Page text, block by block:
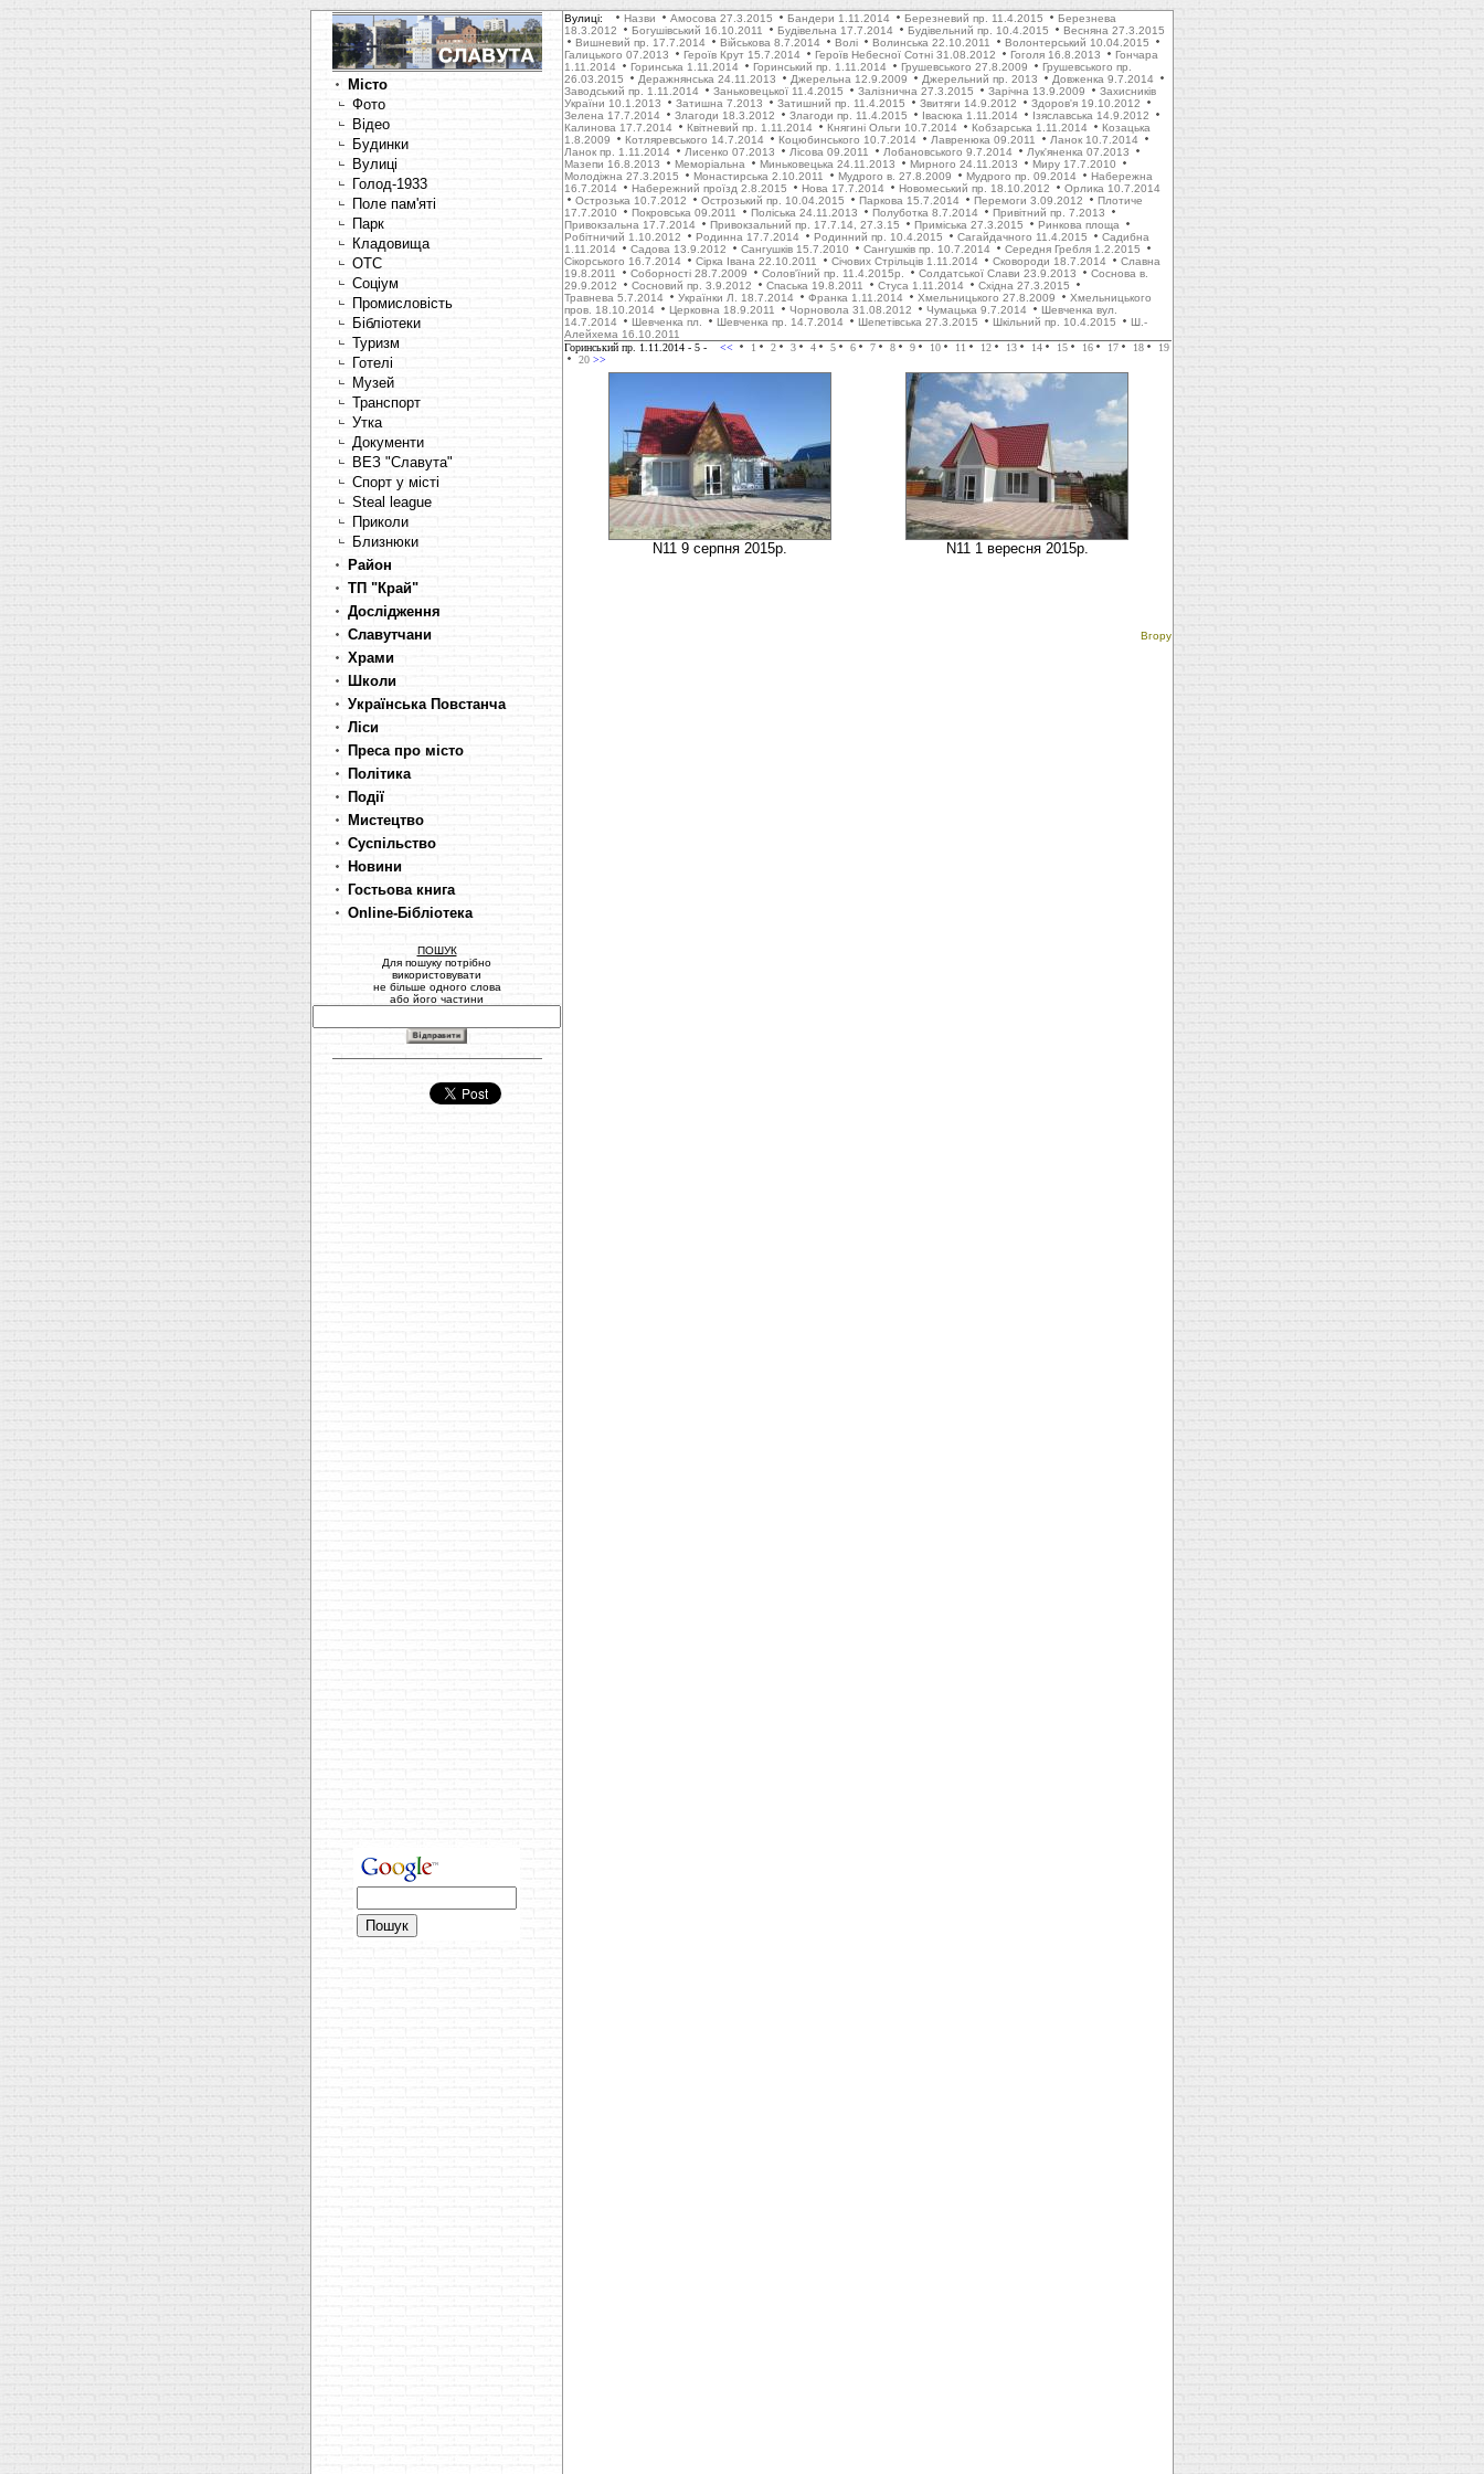
Місто
Фото
Відео
Будинки
Вулиці
Голод-1933
Поле пам'яті
Парк
Кладовища
OTC
Соціум
Промисловість
Бібліотеки
Туризм
Готелі
Музей
Транспорт
Утка
Документи
ВЕЗ "Славута"
Спорт у місті
Steal league
Приколи
Близнюки
Район
ТП "Край"
Дослідження
Славутчани
Храми
Школи
Українська Повстанча
Ліси
Преса про місто
Політика
Події
Мистецтво
Суспільство
Новини
Гостьова книга
Online-Бібліотека
ПОШУК
Для пошуку потрібно
використовувати
не більше одного слова
або його частини
Вулиці: Назви Амосова 27.3.2015 Бандери 1.11.2014 Березневий пр. 11.4.2015
Березнева
18.3.2012
Богушівський 16.10.2011 Будівельна 17.7.2014 Будівельний пр. 10.4.2015
Весняна 27.3.2015
Вишневий пр. 17.7.2014
Військова 8.7.2014 Волі Волинська 22.10.2011
Волонтерський 10.04.2015
Галицького 07.2013
Героїв Крут 15.7.2014 Героїв Небесної Сотні 31.08.2012 Гоголя 16.8.2013
Гончара
1.11.2014
Горинська 1.11.2014 Горинський пр. 1.11.2014 Грушевського 27.8.2009
Грушевського пр.
26.03.2015
Деражнянська 24.11.2013 Джерельна 12.9.2009 Джерельний пр. 2013
Довженка 9.7.2014
Заводський пр. 1.11.2014
Заньковецької 11.4.2015 Залізнична 27.3.2015 Зарічна 13.9.2009
Захисників
України 10.1.2013
Затишна 7.2013 Затишний пр. 11.4.2015 Звитяги 14.9.2012
Здоров'я 19.10.2012
Зелена 17.7.2014
Злагоди 18.3.2012 Злагоди пр. 11.4.2015 Івасюка 1.11.2014
Ізяславська 14.9.2012
Калинова 17.7.2014
Квітневий пр. 1.11.2014 Княгині Ольги 10.7.2014 Кобзарська 1.11.2014
Козацька
1.8.2009
Котляревського 14.7.2014 Коцюбинського 10.7.2014 Лавренюка 09.2011
Ланок 10.7.2014
Ланок пр. 1.11.2014
Лисенко 07.2013 Лісова 09.2011 Лобановського 9.7.2014
Лук'яненка 07.2013
Мазепи 16.8.2013
Меморіальна Миньковецька 24.11.2013 Мирного 24.11.2013
Миру 17.7.2010
Молодіжна 27.3.2015
Монастирська 2.10.2011 Мудрого в. 27.8.2009 Мудрого пр. 09.2014
Набережна
16.7.2014
Набережний проїзд 2.8.2015 Нова 17.7.2014 Новомеський пр. 18.10.2012
Орлика 10.7.2014
Острозька 10.7.2012
Острозький пр. 10.04.2015 Паркова 15.7.2014 Перемоги 3.09.2012
Плотиче
17.7.2010
Покровська 09.2011 Поліська 24.11.2013 Полуботка 8.7.2014
Привітний пр. 7.2013
Привокзальна 17.7.2014
Привокзальний пр. 17.7.14, 27.3.15 Приміська 27.3.2015
Ринкова площа
Робітничий 1.10.2012
Родинна 17.7.2014 Родинний пр. 10.4.2015 Сагайдачного 11.4.2015
Садибна
1.11.2014
Садова 13.9.2012 Сангушків 15.7.2010 Сангушків пр. 10.7.2014
Середня Гребля 1.2.2015
Сікорського 16.7.2014
Сірка Івана 22.10.2011 Січових Стрільців 1.11.2014 Сковороди 18.7.2014
Славна
19.8.2011
Соборності 28.7.2009 Солов'їний пр. 11.4.2015р. Солдатської Слави 23.9.2013
Соснова в.
29.9.2012
Cосновий пр. 3.9.2012 Cпаська 19.8.2011 Стуса 1.11.2014
Східна 27.3.2015
Травнева 5.7.2014
Українки Л. 18.7.2014 Франка 1.11.2014 Хмельницького 27.8.2009
Хмельницького
пров. 18.10.2014
Церковна 18.9.2011 Чорновола 31.08.2012 Чумацька 9.7.2014
Шевченка вул.
14.7.2014
Шевченка пл. Шевченка пр. 14.7.2014 Шепетівська 27.3.2015 Шкільний пр. 10.4.2015
Ш.-
Алейхема 16.10.2011
Горинський пр. 1.11.2014 - 5 - << 1 2 3 4 5 6 7 8 9 10 11 12 13 14 15 16 17 18
19
20 >>
N11 9 серпня 2015р. N11 1 вересня 2015р.
Вгору